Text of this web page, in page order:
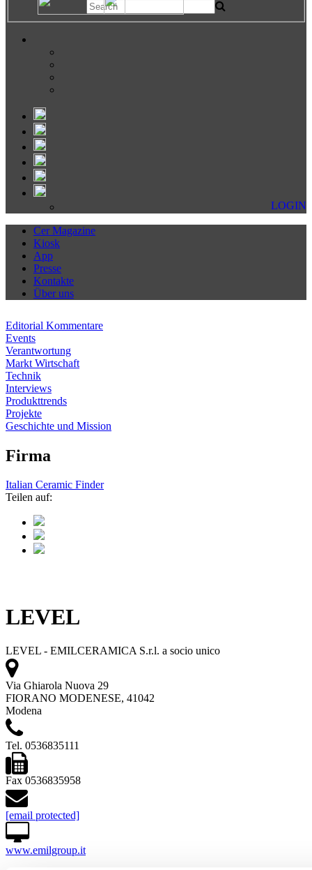
LOGIN
Cer Magazine
Kiosk
App
Presse
Kontakte
Über uns
Editorial Kommentare
Events
Verantwortung
Markt Wirtschaft
Technik
Interviews
Produkttrends
Projekte
Geschichte und Mission
Firma
Italian Ceramic Finder
Teilen auf:
LEVEL
LEVEL - EMILCERAMICA S.r.l. a socio unico
Via Ghiarola Nuova 29
FIORANO MODENESE, 41042
Modena
Tel. 0536835111
Fax 0536835958
[email protected]
www.emilgroup.it